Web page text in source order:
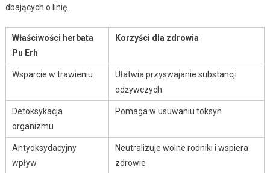
dbających o linię.
Właściwości herbata
Pu Erh
Korzyści dla zdrowia
Wsparcie w trawieniu
Ułatwia przyswajanie substancji
odżywczych
Detoksykacja
organizmu
Pomaga w usuwaniu toksyn
Antyoksydacyjny
wpływ
Neutralizuje wolne rodniki i wspiera
zdrowie